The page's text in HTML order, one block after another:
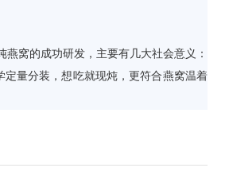
窝的成功研发，主要有几大社会意义：
量分装，想吃就现炖，更符合燕窝温着